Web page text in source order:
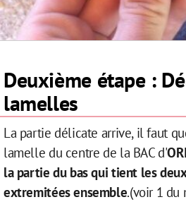
Deuxième étape :
lamelles
La partie délicate arrive, il faut
lamelle du centre de la BAC d'
la partie du bas qui tient les
extremitées ensemble.(voir 1 du